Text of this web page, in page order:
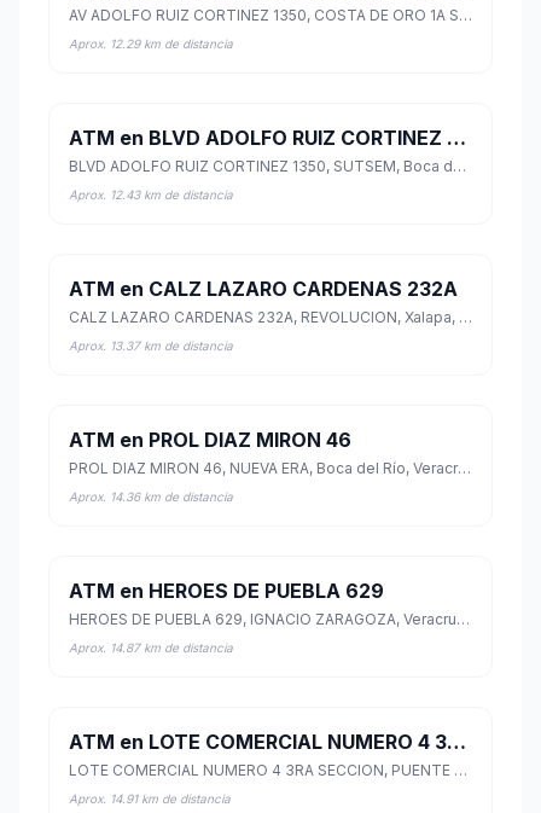
AV ADOLFO RUIZ CORTINEZ 1350, COSTA DE ORO 1A SECC, Boca del Río, Veracruz de Ignacio de la Llave
Aprox. 12.29 km de distancia
ATM en BLVD ADOLFO RUIZ CORTINEZ 1350
BLVD ADOLFO RUIZ CORTINEZ 1350, SUTSEM, Boca del Río, Veracruz de Ignacio de la Llave
Aprox. 12.43 km de distancia
ATM en CALZ LAZARO CARDENAS 232A
CALZ LAZARO CARDENAS 232A, REVOLUCION, Xalapa, Veracruz de Ignacio de la Llave
Aprox. 13.37 km de distancia
ATM en PROL DIAZ MIRON 46
PROL DIAZ MIRON 46, NUEVA ERA, Boca del Río, Veracruz de Ignacio de la Llave
Aprox. 14.36 km de distancia
ATM en HEROES DE PUEBLA 629
HEROES DE PUEBLA 629, IGNACIO ZARAGOZA, Veracruz, Veracruz de Ignacio de la Llave
Aprox. 14.87 km de distancia
ATM en LOTE COMERCIAL NUMERO 4 3RA SECCION
LOTE COMERCIAL NUMERO 4 3RA SECCION, PUENTE MORENO, Medellín de Bravo, Veracruz de Ignacio de la Llave
Aprox. 14.91 km de distancia